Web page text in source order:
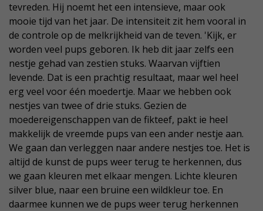
tevreden. Hij noemt het een intensieve, maar ook
mooie tijd van het jaar. De intensiteit zit hem vooral in
de controle op de melkrijkheid van de teven. 'Kijk, er
worden veel pups geboren. Ik heb dit jaar zelfs een
nestje gehad van zestien stuks. Waarvan vijftien
levende. Dat is een prachtig resultaat, maar wel heel
erg veel voor één moedertje. Maar we hebben ook
nestjes van twee of drie stuks. Gezien de
moedereigenschappen van de fikteef, pakt ie heel
makkelijk de vreemde pups van een ander nestje aan.
We gaan dan verleggen naar andere nestjes toe. Het is
altijd de kunst de pups weer terug te herkennen, dus
we gaan kleuren met elkaar mengen. Lichte kleuren
silver blue, naar een bruine een wildkleur toe. En
daarmee kunnen we de pups weer terug herkennen